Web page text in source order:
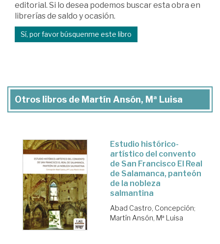
editorial. Si lo desea podemos buscar esta obra en
librerías de saldo y ocasión.
Sí, por favor búsquenme este libro
Otros libros de Martín Ansón, Mª Luisa
Estudio histórico-
artístico del convento
de San Francisco El Real
de Salamanca, panteón
de la nobleza
salmantina
Abad Castro, Concepción;
Martín Ansón, Mª Luisa